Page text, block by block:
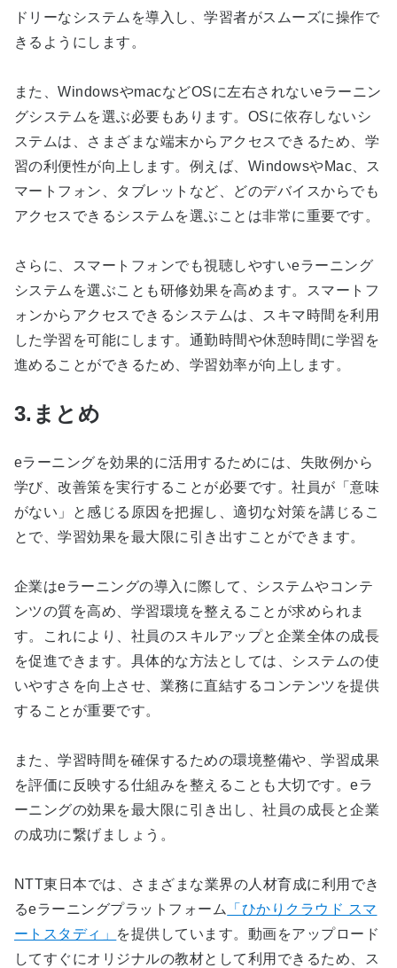
ドリーなシステムを導入し、学習者がスムーズに操作で
きるようにします。
また、WindowsやmacなどOSに左右されないeラーニン
グシステムを選ぶ必要もあります。 OSに依存しないシ
ステムは、さまざまな端末からアクセスできるため、学
習の利便性が向上します。例えば、 WindowsやMac 、ス
マートフォン、タブレットなど、どのデバイスからでも
アクセスできるシステムを選ぶことは非常に重要です。
さらに、スマートフォンでも視聴しやすいeラーニング
システムを選ぶことも研修効果を高めます。スマートフ
ォンからアクセスできるシステムは、スキマ時間を利用
した学習を可能にします。通勤時間や休憩時間に学習を
進めることができるため、学習効率が向上します。
3.まとめ
eラーニングを効果的に活用するためには、失敗例から
学び、改善策を実行することが必要です。社員が「意味
がない」と感じる原因を把握し、適切な対策を講じるこ
とで、学習効果を最大限に引き出すことができます。
企業はeラーニングの導入に際して、システムやコンテ
ンツの質を高め、学習環境を整えることが求められま
す。これにより、社員のスキルアップと企業全体の成長
を促進できます。具体的な方法としては、システムの使
いやすさを向上させ、業務に直結するコンテンツを提供
することが重要です。
また、学習時間を確保するための環境整備や、学習成果
を評価に反映する仕組みを整えることも大切です。eラ
ーニングの効果を最大限に引き出し、社員の成長と企業
の成功に繋げましょう。
NTT東日本では、さまざまな業界の人材育成に利用でき
るeラーニングプラットフォーム
「ひかりクラウド スマ
ートスタディ」 を提供しています。動画をアップロード
してすぐにオリジナルの教材として利用できるため、ス